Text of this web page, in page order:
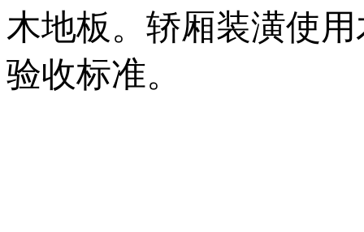
木地板。轿厢装潢使
验收标准。